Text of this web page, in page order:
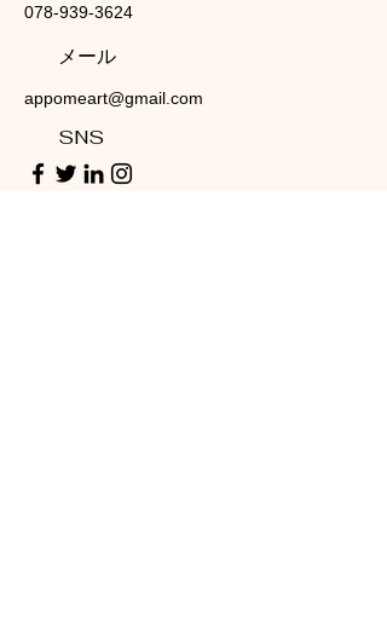
078-939-3624
メール
appomeart@gmail.com
SNS